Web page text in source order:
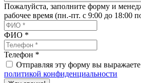
Пожалуйста, заполните форму и
рабочее время (пн.-пт. с 9:00 до 18:00
ФИО *
Телефон *
Отправляя эту форму вы выражаете
политикой конфиденциальности